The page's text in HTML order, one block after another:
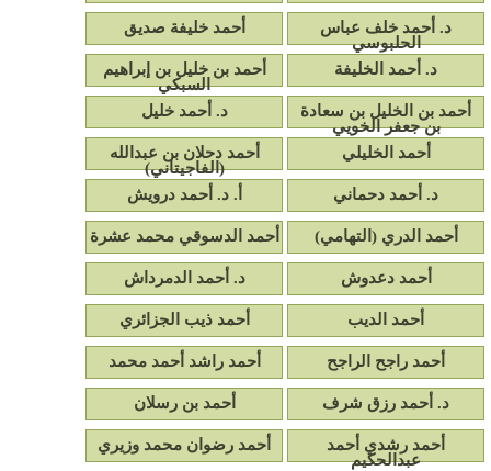
د. أحمد خلف عباس
الحلبوسي
أحمد خليفة صديق
د. أحمد الخليفة
أحمد بن خليل بن إبراهيم
السبكي
أحمد بن الخليل بن سعادة
بن جعفر الخويي
د. أحمد خليل
أحمد الخليلي
أحمد دحلان بن عبدالله
(الفاجيتاني)
د. أحمد دحماني
أ. د. أحمد درويش
أحمد الدري (التهامي) أحمد الدسوقي محمد عشرة
أحمد دعدوش د. أحمد الدمرداش
أحمد الديب أحمد ذيب الجزائري
أحمد راجح الراجح أحمد راشد أحمد محمد
د. أحمد رزق شرف أحمد بن رسلان
أحمد رشدي أحمد
عبدالحكيم
أحمد رضوان محمد وزيري